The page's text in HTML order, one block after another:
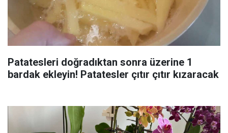
Patatesleri doğradıktan sonra üzerine 1
bardak ekleyin! Patatesler çıtır çıtır kızaracak